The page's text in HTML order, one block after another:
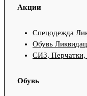
Акции
Спецодежда
Обувь
СИЗ, Перчатки,
Обувь